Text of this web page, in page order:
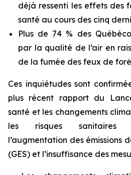
déjà ressenti les effets des
santé au cours des cinq
Plus de 74 % des
par la qualité de l’air en
de la fumée des feux de
Ces inquiétudes sont
plus récent rapport du
santé et les changements
les risques sanitaires
l’augmentation des émissions
(GES) et l’insuffisance des